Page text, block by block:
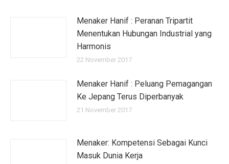
Menaker Hanif : Peranan Tripartit
Menentukan Hubungan Industrial yang
Harmonis
22 November 2017
Menaker Hanif : Peluang Pemagangan
Ke Jepang Terus Diperbanyak
21 November 2017
Menaker: Kompetensi Sebagai Kunci
Masuk Dunia Kerja